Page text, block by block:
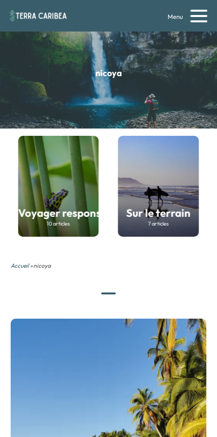
Menu
nicoya
Rica
Voyager responsable au Costa Rica
10 articles
Sur le terrain
7 articles
Accueil» nicoya